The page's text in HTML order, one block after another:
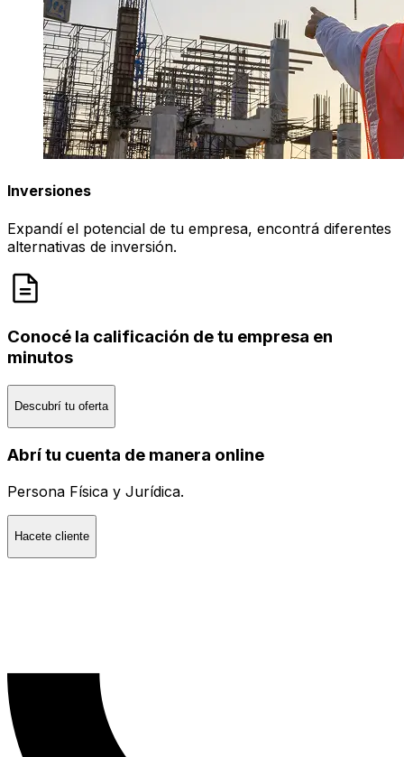
Inversiones
Expandí el potencial de tu empresa, encontrá diferentes
alternativas de inversión.
Conocé la calificación de tu empresa en
minutos
Descubrí tu oferta
Abrí tu cuenta de manera online
Persona Física y Jurídica.
Hacete cliente